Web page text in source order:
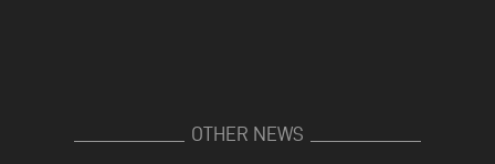
OTHER NEWS